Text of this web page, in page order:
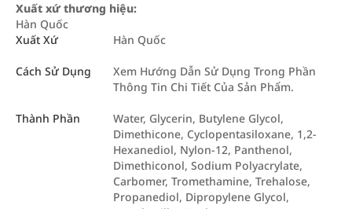
Xuất xứ thương hiệu:
Hàn Quốc
Xuất Xứ
Hàn Quốc
Cách Sử Dụng
Xem Hướng Dẫn Sử Dụng Trong Phần
Thông Tin Chi Tiết Của Sản Phẩm.
Thành Phần
Water, Glycerin, Butylene Glycol,
Dimethicone, Cyclopentasiloxane, 1,2-
Hexanediol, Nylon-12, Panthenol,
Dimethiconol, Sodium Polyacrylate,
Carbomer, Tromethamine, Trehalose,
Propanediol, Dipropylene Glycol,